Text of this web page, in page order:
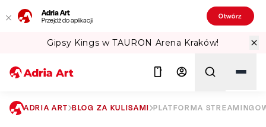
Adria Art
Przejdź do aplikacji Otwórz
Sprawdź Teatralne Lato w
ADRIA ART BLOG ZA KULISAMI PLATFORMA